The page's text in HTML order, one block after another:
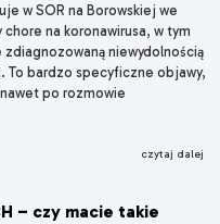
w SOR na Borowskiej we
na koronawirusa, w tym
niewydolnością
To bardzo specyficzne objawy,
po rozmowie
czytaj dalej
– czy macie takie